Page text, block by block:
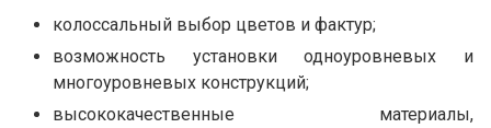
колоссальный выбор цветов и фактур;
возможность установки одноуровневых и
многоуровневых конструкций;
высококачественные материалы,